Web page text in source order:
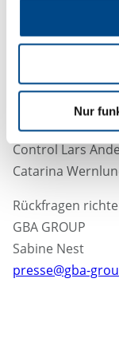
Nur
stärken. Durch
Lage sein,
anzubieten, die
So können wir
unsere
Kunden stärken.“
Control Lars
Catarina
Rückfragen
GBA GROUP
Sabine Nest
presse@gba-